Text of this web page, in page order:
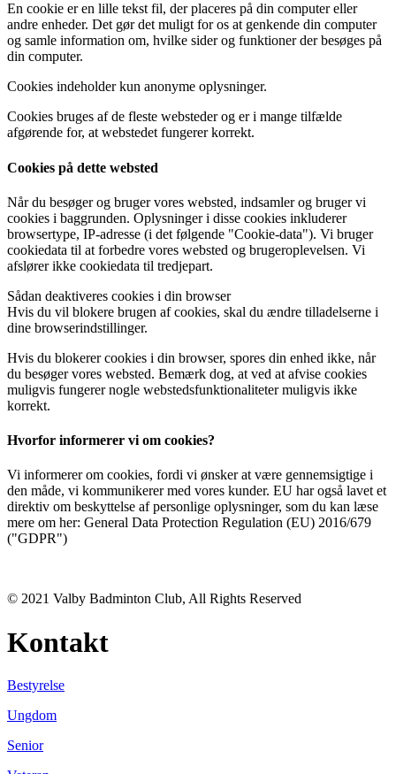
En cookie er en lille tekst fil, der placeres på din computer eller
andre enheder. Det gør det muligt for os at genkende din computer
og samle information om, hvilke sider og funktioner der besøges på
din computer.
Cookies indeholder kun anonyme oplysninger.
Cookies bruges af de fleste websteder og er i mange tilfælde
afgørende for, at webstedet fungerer korrekt.
Cookies på dette websted
Når du besøger og bruger vores websted, indsamler og bruger vi
cookies i baggrunden. Oplysninger i disse cookies inkluderer
browsertype, IP-adresse (i det følgende "Cookie-data"). Vi bruger
cookiedata til at forbedre vores websted og brugeroplevelsen. Vi
afslører ikke cookiedata til tredjepart.
Sådan deaktiveres cookies i din browser
Hvis du vil blokere brugen af ​​cookies, skal du ændre tilladelserne i
dine browserindstillinger.
Hvis du blokerer cookies i din browser, spores din enhed ikke, når
du besøger vores websted. Bemærk dog, at ved at afvise cookies
muligvis fungerer nogle webstedsfunktionaliteter muligvis ikke
korrekt.
Hvorfor informerer vi om cookies?
Vi informerer om cookies, fordi vi ønsker at være gennemsigtige i
den måde, vi kommunikerer med vores kunder. EU har også lavet et
direktiv om beskyttelse af personlige oplysninger, som du kan læse
mere om her: General Data Protection Regulation (EU) 2016/679
("GDPR")
© 2021 Valby Badminton Club, All Rights Reserved
Kontakt
Bestyrelse
Ungdom
Senior